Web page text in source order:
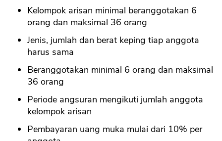
Kelompok arisan minimal beranggotakan 6
orang dan maksimal 36 orang
Jenis, jumlah dan berat keping tiap anggota
harus sama
Beranggotakan minimal 6 orang dan maksimal
36 orang
Periode angsuran mengikuti jumlah anggota
kelompok arisan
Pembayaran uang muka mulai dari 10% per
OK
CANCEL